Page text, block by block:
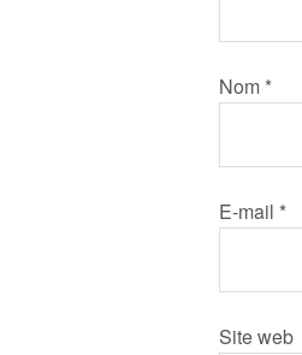
Nom *
E-mail *
Site web